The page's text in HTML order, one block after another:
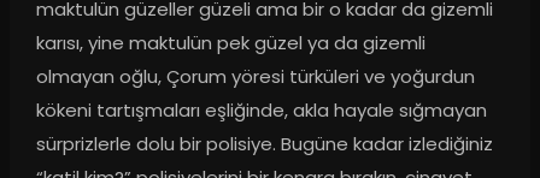
maktulün güzeller güzeli ama bir o kadar da gizemli
karısı, yine maktulün pek güzel ya da gizemli
olmayan oğlu, Çorum yöresi türküleri ve yoğurdun
kökeni tartışmaları eşliğinde, akla hayale sığmayan
sürprizlerle dolu bir polisiye. Bugüne kadar izlediğiniz